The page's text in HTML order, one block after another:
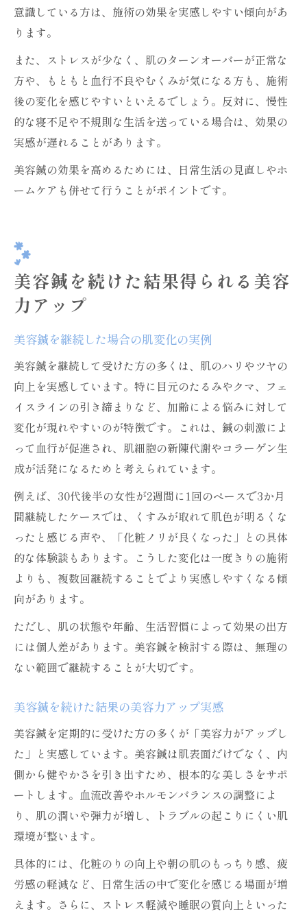
意識している方は、施術の効果を実感しやすい傾向があ
ります。
また、ストレスが少なく、肌のターンオーバーが正常な
方や、もともと血行不良やむくみが気になる方も、施術
後の変化を感じやすいといえるでしょう。反対に、慢性
的な寝不足や不規則な生活を送っている場合は、効果の
実感が遅れることがあります。
美容鍼の効果を高めるためには、日常生活の見直しやホ
ームケアも併せて行うことがポイントです。
美容鍼を続けた結果得られる美容
力アップ
美容鍼を継続した場合の肌変化の実例
美容鍼を継続して受けた方の多くは、肌のハリやツヤの
向上を実感しています。特に目元のたるみやクマ、フェ
イスラインの引き締まりなど、加齢による悩みに対して
変化が現れやすいのが特徴です。これは、鍼の刺激によ
って血行が促進され、肌細胞の新陳代謝やコラーゲン生
成が活発になるためと考えられています。
例えば、30代後半の女性が2週間に1回のペースで3か月
間継続したケースでは、くすみが取れて肌色が明るくな
ったと感じる声や、「化粧ノリが良くなった」との具体
的な体験談もあります。こうした変化は一度きりの施術
よりも、複数回継続することでより実感しやすくなる傾
向があります。
ただし、肌の状態や年齢、生活習慣によって効果の出方
には個人差があります。美容鍼を検討する際は、無理の
ない範囲で継続することが大切です。
美容鍼を続けた結果の美容力アップ実感
美容鍼を定期的に受けた方の多くが「美容力がアップし
た」と実感しています。美容鍼は肌表面だけでなく、内
側から健やかさを引き出すため、根本的な美しさをサポ
ートします。血流改善やホルモンバランスの調整によ
り、肌の潤いや弾力が増し、トラブルの起こりにくい肌
環境が整います。
具体的には、化粧のりの向上や朝の肌のもっちり感、疲
労感の軽減など、日常生活の中で変化を感じる場面が増
えます。さらに、ストレス軽減や睡眠の質向上といった